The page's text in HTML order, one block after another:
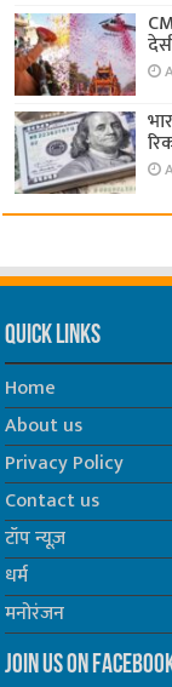
Quick Links
Home
About us
Privacy Policy
Contact us
टॉप न्यूज़
धर्म
मनोरंजन
Join us on